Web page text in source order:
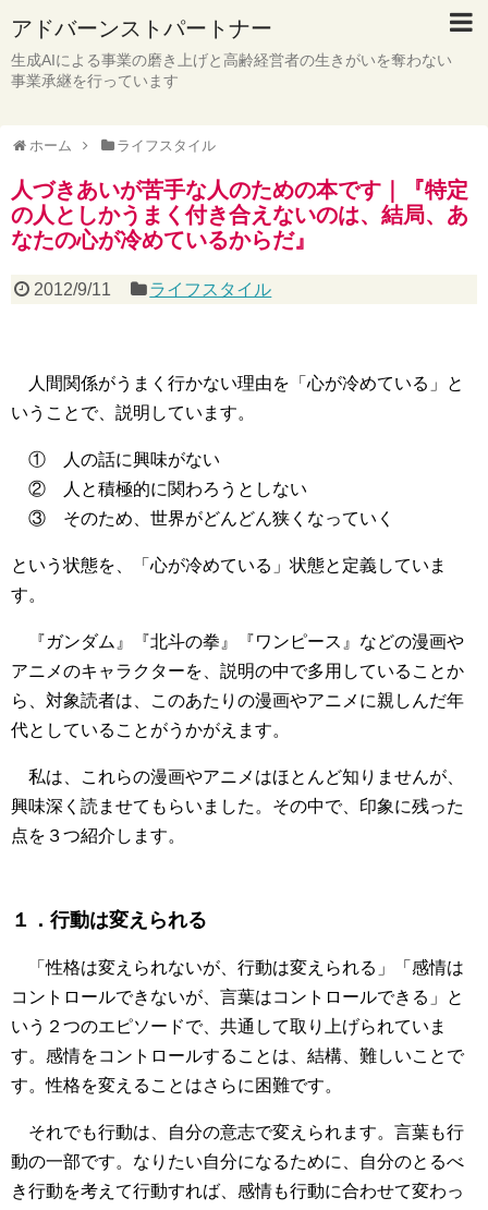
アドバーンストパートナー
生成AIによる事業の磨き上げと高齢経営者の生きがいを奪わない
事業承継を行っています
ホーム ライフスタイル
人づきあいが苦手な人のための本です｜『特定
の人としかうまく付き合えないのは、結局、あ
なたの心が冷めているからだ』
2012/9/11 ライフスタイル
人間関係がうまく行かない理由を「心が冷めている」と
いうことで、説明しています。
① 人の話に興味がない
② 人と積極的に関わろうとしない
③ そのため、世界がどんどん狭くなっていく
という状態を、「心が冷めている」状態と定義していま
す。
『ガンダム』『北斗の拳』『ワンピース』などの漫画や
アニメのキャラクターを、説明の中で多用していることか
ら、対象読者は、このあたりの漫画やアニメに親しんだ年
代としていることがうかがえます。
私は、これらの漫画やアニメはほとんど知りませんが、
興味深く読ませてもらいました。その中で、印象に残った
点を３つ紹介します。
１．行動は変えられる
「性格は変えられないが、行動は変えられる」「感情は
コントロールできないが、言葉はコントロールできる」と
いう２つのエピソードで、共通して取り上げられていま
す。感情をコントロールすることは、結構、難しいことで
す。性格を変えることはさらに困難です。
それでも行動は、自分の意志で変えられます。言葉も行
動の一部です。なりたい自分になるために、自分のとるべ
き行動を考えて行動すれば、感情も行動に合わせて変わっ